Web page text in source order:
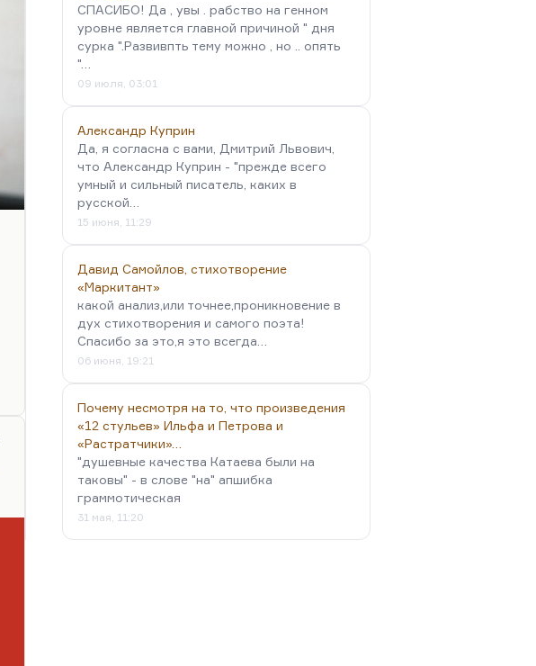
СПАСИБО! Да , увы . рабство на генном
уровне является главной причиной " дня
сурка ".Развивпть тему можно , но .. опять
"…
09 июля, 03:01
Александр Куприн
Да, я согласна с вами, Дмитрий Львович,
что Александр Куприн - "прежде всего
умный и сильный писатель, каких в
русской…
15 июня, 11:29
Давид Самойлов, стихотворение
«Маркитант»
какой анализ,или точнее,проникновение в
дух стихотворения и самого поэта!
Спасибо за это,я это всегда…
06 июня, 19:21
Почему несмотря на то, что произведения
«12 стульев» Ильфа и Петрова и
«Растратчики»…
"душевные качества Катаева были на
таковы" - в слове "на" апшибка
граммотическая
31 мая, 11:20